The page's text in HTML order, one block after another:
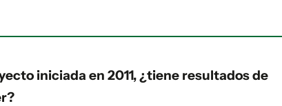
iniciada en 2011, ¿tiene resultados de